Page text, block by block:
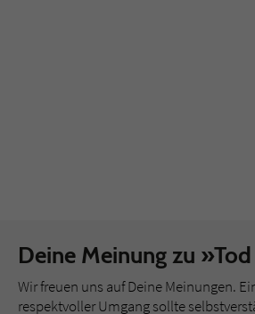
Deine Meinung zu
Wir freuen uns auf Deine Meinungen.
respektvoller Umgang sollte